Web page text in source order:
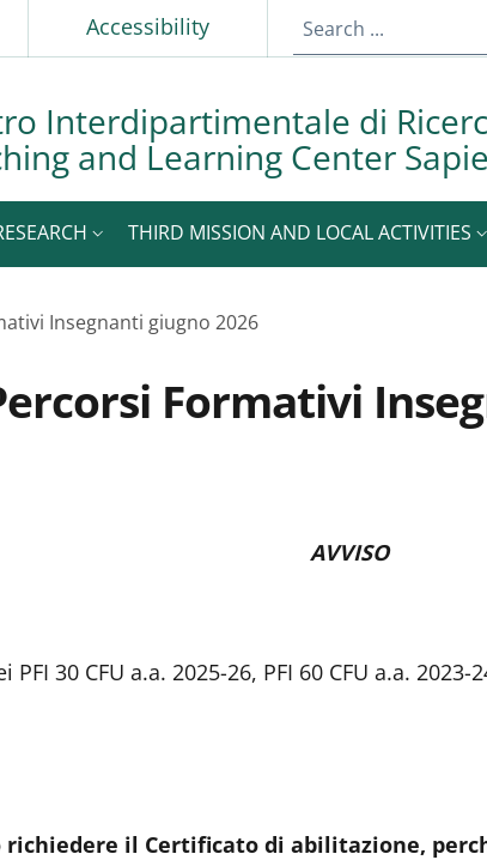
topAccessibility
Interdipartimentale di
and Learning Center
THIRD MISSION AND LOCAL ACTIVITIES
Insegnanti giugno 2026
Formativi
AVVISO
PFI 30 CFU a.a. 2025-26, PFI 60 CFU a.a.
richiedere il Certificato di abilitazione,